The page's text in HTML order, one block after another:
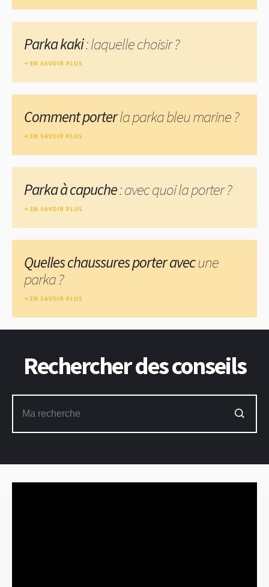
Parka kaki: laquelle choisir ?
EN SAVOIR PLUS
Comment porterla parka bleu marine ?
EN SAVOIR PLUS
Parka à capuche: avec quoi la porter ?
EN SAVOIR PLUS
Quelles chaussures porter avecune
parka ?
EN SAVOIR PLUS
Rechercher des conseils